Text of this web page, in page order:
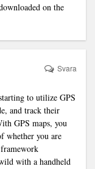
on the
to utilize GPS
and track their
GPS maps, you
whether you are
with a handheld
Svara